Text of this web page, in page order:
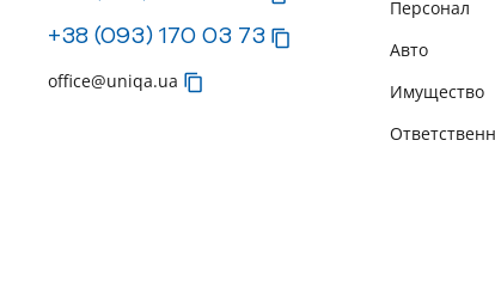
+38 (093) 170 03 73
office@uniqa.ua
Персонал
Авто
Имущество